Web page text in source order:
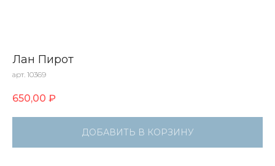
Лан Пирот
арт. 10369
650,00 ₽
ДОБАВИТЬ В КОРЗИНУ